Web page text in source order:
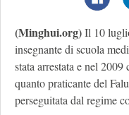
(Minghui.org)Il 10
insegnante di scuola
stata arrestata e nel
quanto praticante del
perseguitata dal regime